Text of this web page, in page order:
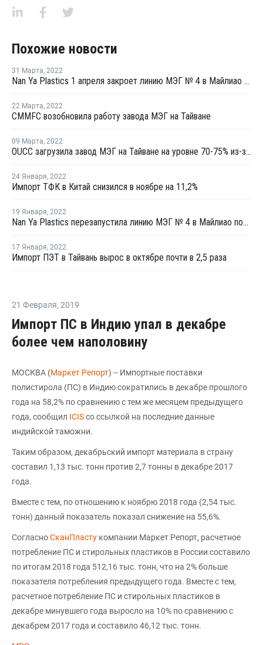
Похожие новости
31 Марта, 2022
Nan Ya Plastics 1 апреля закроет линию МЭГ № 4 в Майлиао для замены оборудования и на фоне низкой маржи
22 Марта, 2022
CMMFC возобновила работу завода МЭГ на Тайване
09 Марта, 2022
OUCC загрузила завод МЭГ на Тайване на уровне 70-75% из-за низкой маржи
24 Января, 2022
Импорт ТФК в Китай снизился в ноябре на 11,2%
19 Января, 2022
Nan Ya Plastics перезапустила линию МЭГ № 4 в Майлиао после плановой профилактики
17 Января, 2022
Импорт ПЭТ в Тайвань вырос в октябре почти в 2,5 раза
21 Февраля, 2019
Импорт ПС в Индию упал в декабре
более чем наполовину
МОСКВА (Маркет Репорт) -- Импортные поставки
полистирола (ПС) в Индию сократились в декабре прошлого
года на 58,2% по сравнению с тем же месяцем предыдущего
года, сообщил ICISсо ссылкой на последние данные
индийской таможни.
Таким образом, декабрьский импорт материала в страну
составил 1,13 тыс. тонн против 2,7 тонны в декабре 2017
года.
Вместе с тем, по отношению к ноябрю 2018 года (2,54 тыс.
тонн) данный показатель показал снижение на 55,6%.
СогласноСканПласту компании Маркет Репорт, расчетное
потребление ПС и стирольных пластиков в России составило
по итогам 2018 года 512,16 тыс. тонн, что на 2% больше
показателя потребления предыдущего года. Вместе с тем,
расчетное потребление ПС и стирольных пластиков в
декабре минувшего года выросло на 10% по сравнению с
декабрем 2017 года и составило 46,12 тыс. тонн.